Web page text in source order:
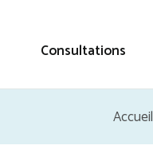
Consultations
Accueil